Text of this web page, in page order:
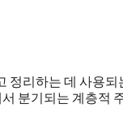
정리하는 데 사용되
분기되는 계층적